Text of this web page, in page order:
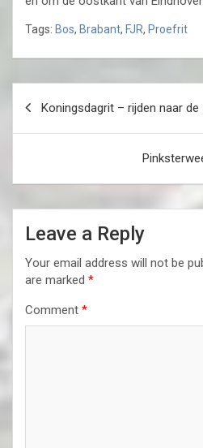
Tags: Bos, Brabant, FJR, Proefrit
navigation
Koningsdagrit – rijden naar de
Leave a Reply
Your email address will not be
are marked *
Comment *